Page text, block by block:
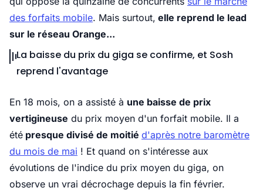
des forfaits mobile. Mais surtout, elle reprend le lead
sur le réseau Orange...
La baisse du prix du giga se confirme, et Sosh
reprend l'avantage
En 18 mois, on a assisté à une baisse de prix
vertigineuse du prix moyen d'un forfait mobile. Il a
été presque divisé de moitié d'après notre baromètre
du mois de mai ! Et quand on s'intéresse aux
évolutions de l'indice du prix moyen du giga, on
observe un vrai décrochage depuis la fin février.